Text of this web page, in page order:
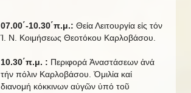
07.00΄-10.30΄π.μ.: Θεία Λειτουργία εἰς τόν
Ἱ. Ν. Κοιμήσεως Θεοτόκου Καρλοβάσου.
10.30΄π.μ. : Περιφορά Ἀναστάσεων ἀνά
τήν πόλιν Καρλοβάσου. Ὁμιλία καί
διανομή κόκκινων αὐγῶν ὑπό τοῦ